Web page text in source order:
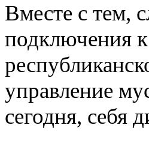
Вместе с тем,
подключения
управление
сегодня, себя